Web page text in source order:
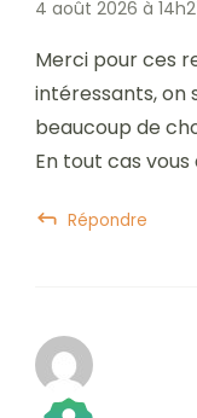
Anti-Spam by
4 août 2026 à
Merci pour ces
intéressants, on
beaucoup de
En tout cas vous
Répondre